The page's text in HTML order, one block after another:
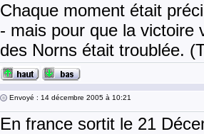
Chaque moment était
- mais pour que la victoire
des Norns était troublée.
Envoyé : 14 décembre 2005 à 10:21
En france sortit le 21